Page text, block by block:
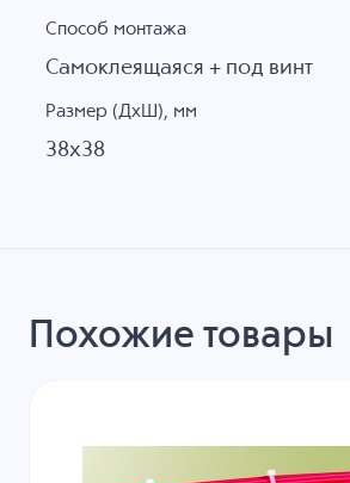
Способ монтажа
Самоклеящаяся + под винт
Размер (ДхШ), мм
38x38
Похожие товары